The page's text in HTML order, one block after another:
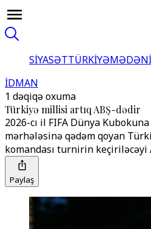
SİYASƏTTÜRKİYƏ
İDMAN
1 dəqiqə oxuma
Türkiyə millisi artıq ABŞ-dədir
2026-cı il FIFA Dünya
mərhələsinə qədəm qoyan
komandası turnirin keçiriləcəyi
Paylaş